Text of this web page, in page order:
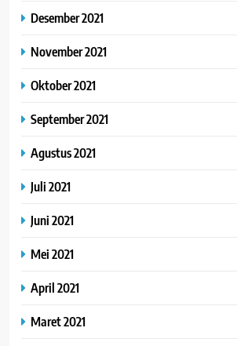
Desember 2021
November 2021
Oktober 2021
September 2021
Agustus 2021
Juli 2021
Juni 2021
Mei 2021
April 2021
Maret 2021